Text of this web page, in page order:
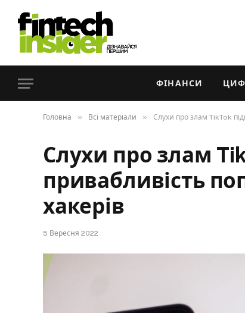
ФІНАНСИ
Головна » Всі матеріали » Слухи про злам TikTok
Слухи про злам
привабливість
хакерів
5 Вересня 2022